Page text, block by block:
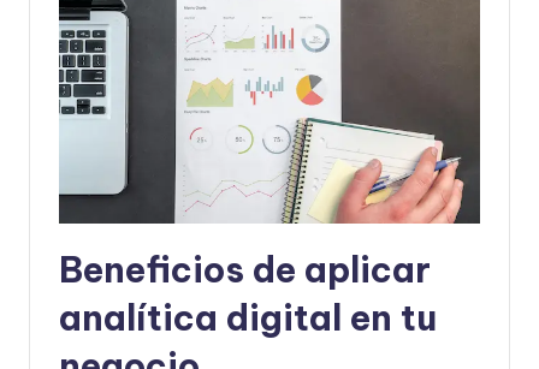
Beneficios de aplicar
analítica digital en tu